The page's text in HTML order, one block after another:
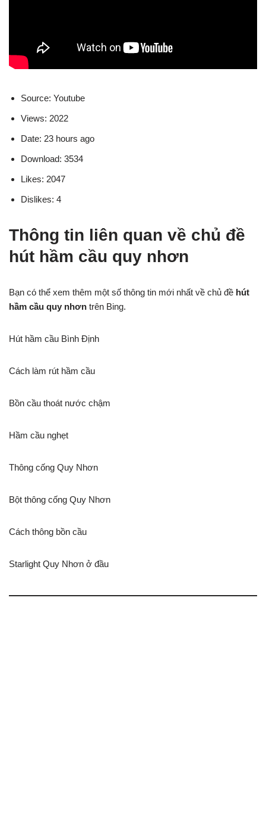
Source: Youtube
Views: 2022
Date: 23 hours ago
Download: 3534
Likes: 2047
Dislikes: 4
Thông tin liên quan về chủ đề
hút hầm cầu quy nhơn
Bạn có thể xem thêm một số thông tin mới nhất về chủ đề hút
hầm cầu quy nhơn trên Bing.
Hút hầm cầu Bình Định
Cách làm rút hầm cầu
Bồn cầu thoát nước chậm
Hầm cầu nghẹt
Thông cống Quy Nhơn
Bột thông cống Quy Nhơn
Cách thông bồn cầu
Starlight Quy Nhơn ở đầu